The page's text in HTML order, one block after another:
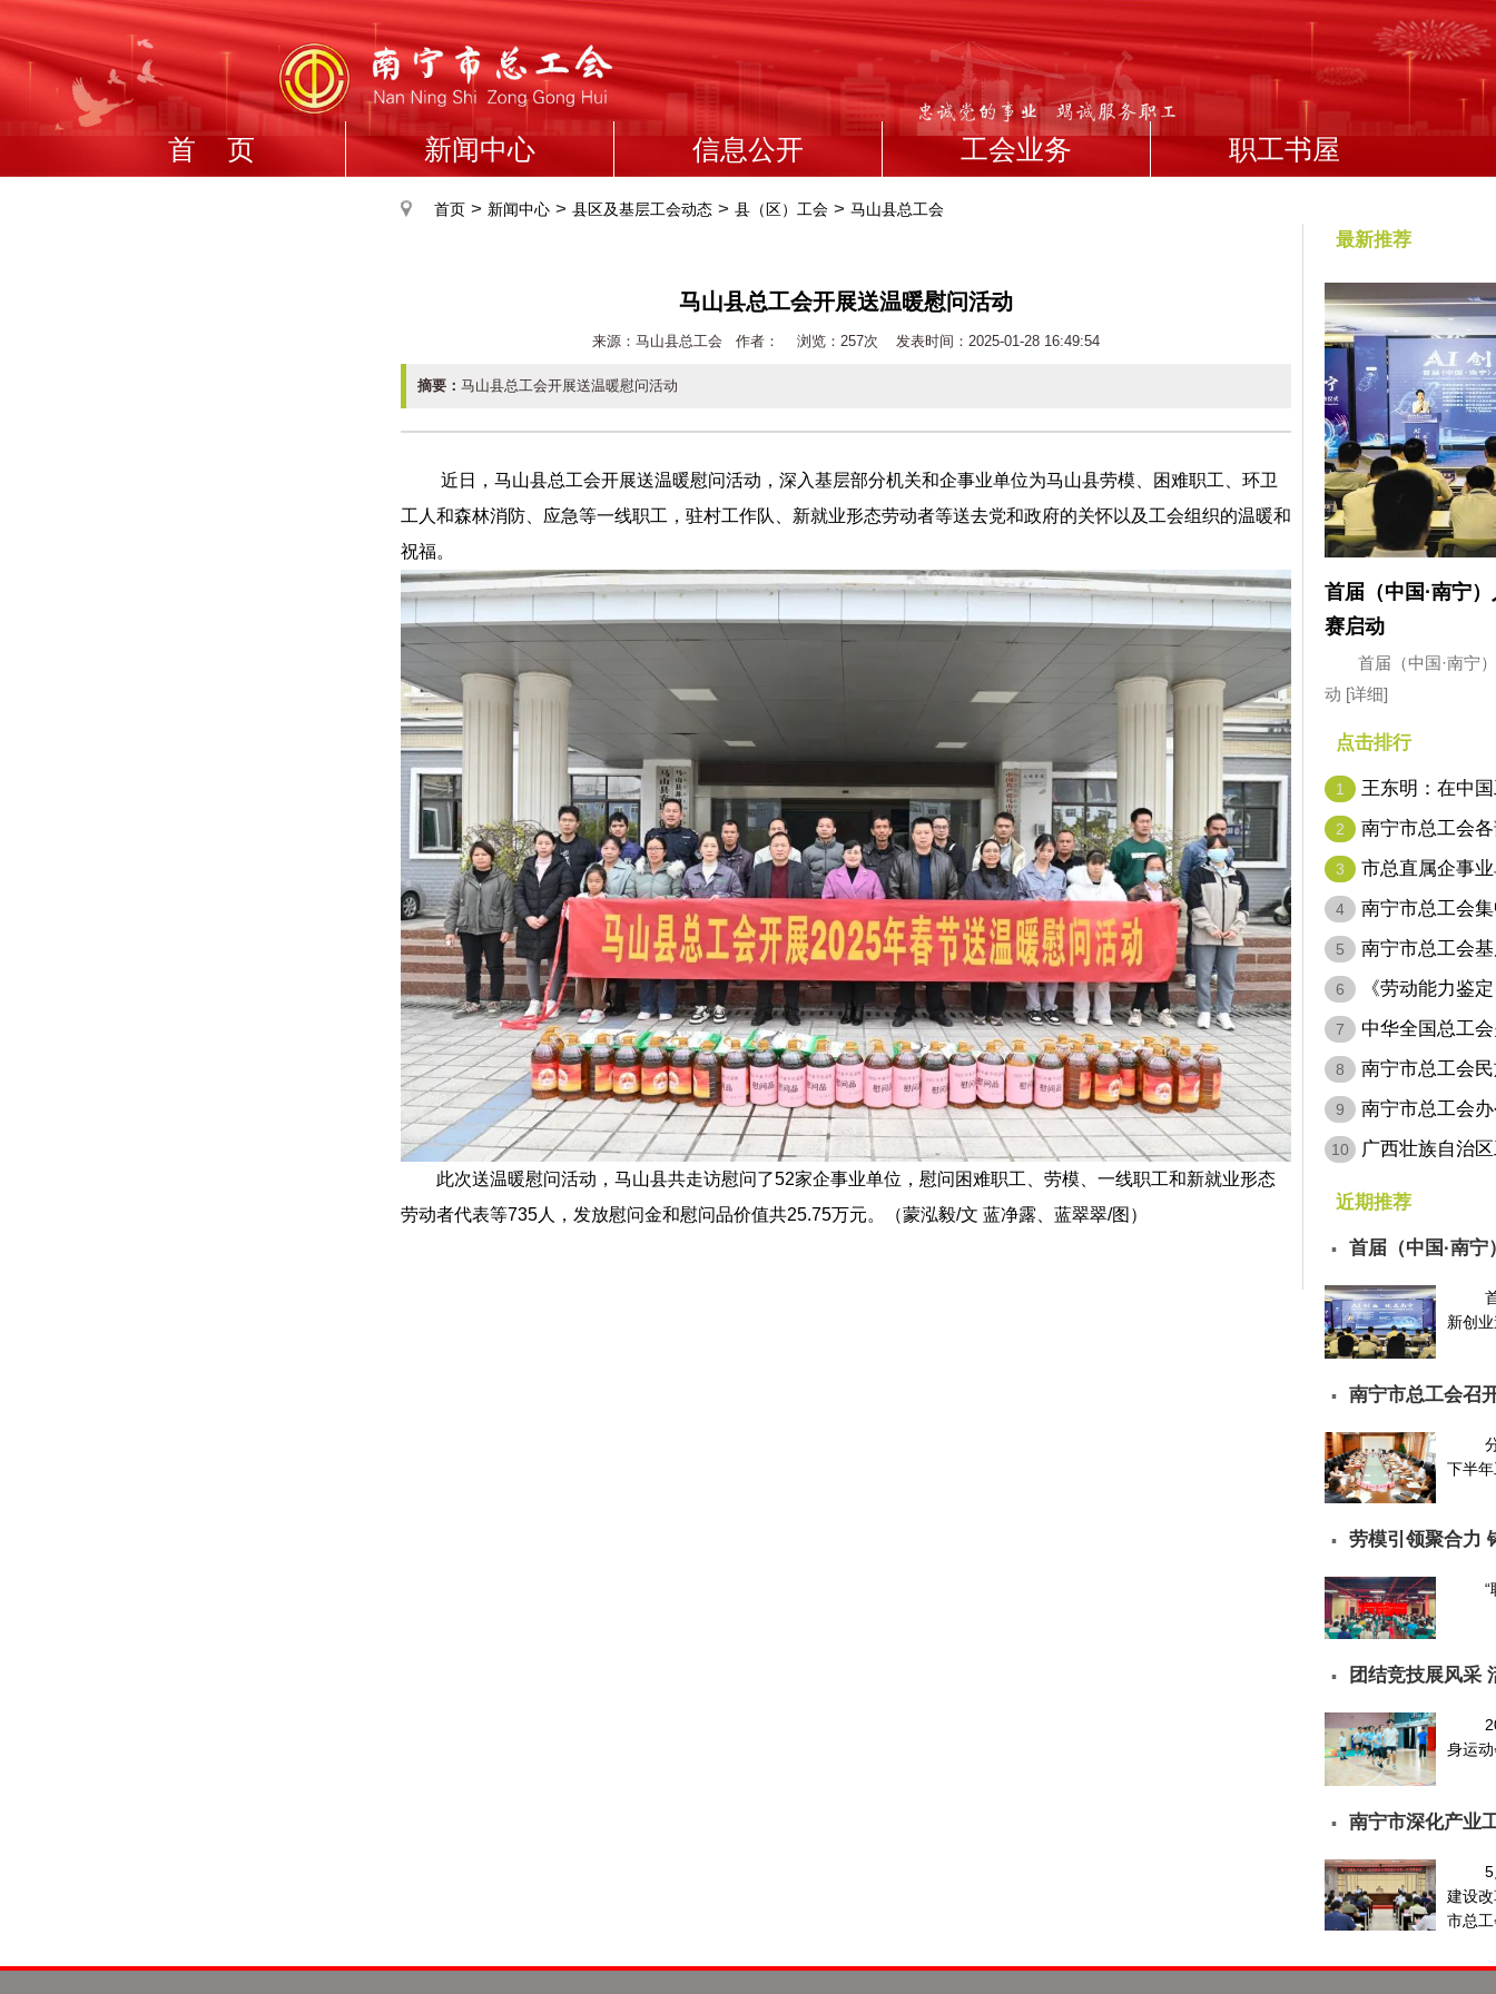
首 页 新闻中心 信息公开 工会业务 职工书屋
首页 > 新闻中心 > 县区及基层工会动态 > 县（区）工会 > 马山县总工会
马山县总工会开展送温暖慰问活动
来源：马山县总工会 作者： 浏览： 257次 发表时间：2025-01-28 16:49:54
摘要： 马山县总工会开展送温暖慰问活动
近日，马山县总工会开展送温暖慰问活动，深入基层部分机关和企事业单位为马山县劳模、困难职工、环卫
工人和森林消防、应急等一线职工，驻村工作队、新就业形态劳动者等送去党和政府的关怀以及工会组织的温暖和
祝福。
此次送温暖慰问活动，马山县共走访慰问了52家企事业单位，慰问困难职工、劳模、一线职工和新就业形态
劳动者代表等735人，发放慰问金和慰问品价值共25.75万元。（蒙泓毅/文 蓝净露、蓝翠翠/图）
最新推荐
首届（中国·南宁
赛启动
首届（中国·南宁
动 [详细]
点击排行
1
王东明：在中
代表…
2 南宁市总工会
3 市总直属企事
4 南宁市总工会
5
南宁市总工会
名…
6
《劳动能力鉴
病…
7
中华全国总工
会…
8 南宁市总工会
9
南宁市总工会
层…
10
广西壮族自治
定…
近期推荐
▪
首届（中国·南
请…
新创
▪ 南宁市总工会召
下半
▪ 劳模引领聚合力
“
▪ 团结竞技展风
身运
▪ 南宁市深化产业
建设
市总